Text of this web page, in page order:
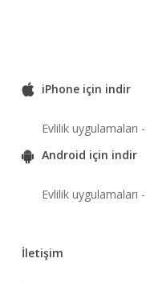
iPhone için indir
Evlilik uygulamaları
Android için indir
Evlilik uygulamaları
İletişim